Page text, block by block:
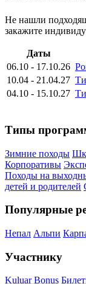
Не нашли
закажите
Даты
06.10 - 17.10.26
10.04 - 21.04.27
04.10 - 15.10.27
Типы
Зимние походы
Корпоративы
Походы на
детей и родителей
Популярные
Непал Альпи
Участнику
Kuluar Bonus